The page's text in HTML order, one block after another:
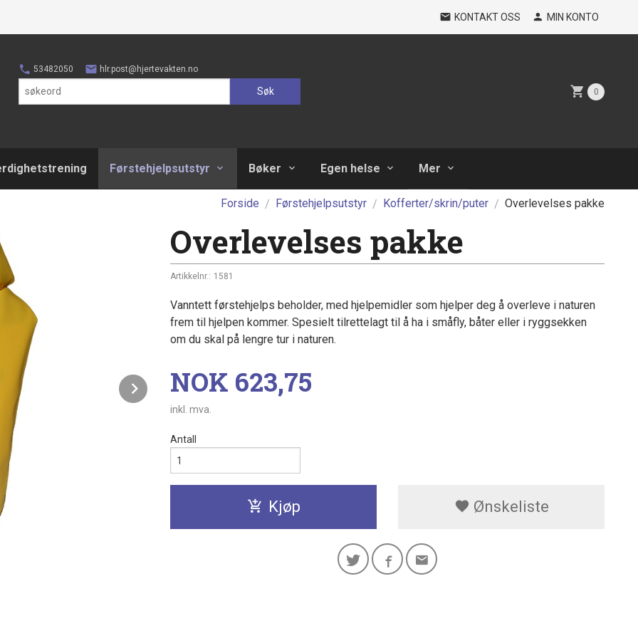
KONTAKT OSS MIN KONTO
53482050 hlr.post@hjertevakten.no
Søk 0
Førstehjelpsutstyr Bøker Egen helse Mer
Forside Førstehjelpsutstyr Kofferter/skrin/puter Overlevelses pakke
Next
Overlevelses pakke
Artikkelnr.: 1581
Vanntett førstehjelps beholder, med hjelpemidler som hjelper deg å overleve i naturen
frem til hjelpen kommer. Spesielt tilrettelagt til å ha i småfly, båter eller i ryggsekken
om du skal på lengre tur i naturen.
Pris
NOK 623,75
inkl. mva.
Antall
Kjøp Ønskeliste